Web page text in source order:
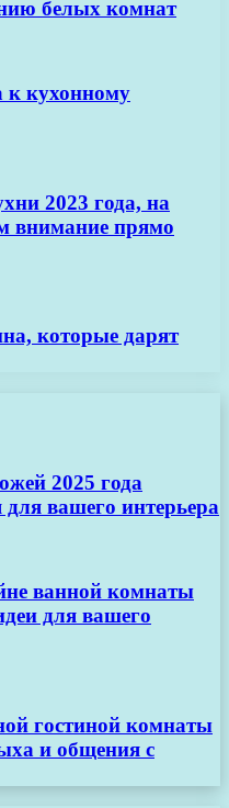
белых комнат
к кухонному
2023 года, на
внимание прямо
которые дарят
2025 года
вашего интерьера
ванной комнаты
для вашего
гостиной комнаты
и общения с